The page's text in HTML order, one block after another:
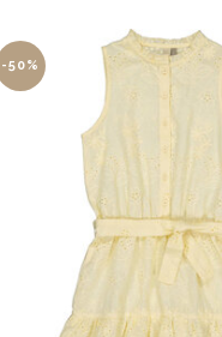
-50%